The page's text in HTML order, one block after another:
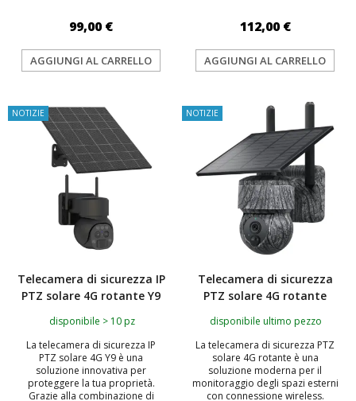
99,00 €
AGGIUNGI AL CARRELLO
112,00 €
AGGIUNGI AL CARRELLO
NOTIZIE
Telecamera di sicurezza IP
PTZ solare 4G rotante Y9
disponibile > 10 pz
La telecamera di sicurezza IP
PTZ solare 4G Y9 è una
soluzione innovativa per
proteggere la tua proprietà.
Grazie alla combinazione di
NOTIZIE
Telecamera di sicurezza
PTZ solare 4G rotante
disponibile ultimo pezzo
La telecamera di sicurezza PTZ
solare 4G rotante è una
soluzione moderna per il
monitoraggio degli spazi esterni
con connessione wireless.